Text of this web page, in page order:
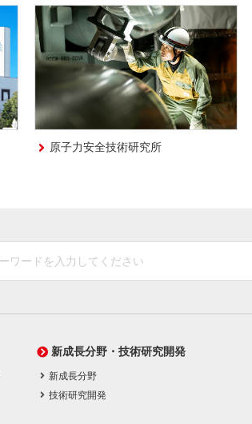
原子力安全技術研究所
新成長分野・技術研究開発
新成長分野
技術研究開発